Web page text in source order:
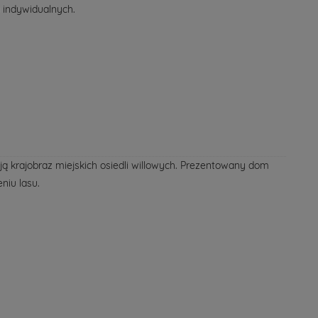
krajobraz miejskich osiedli willowych. Prezentowany dom
lasu.